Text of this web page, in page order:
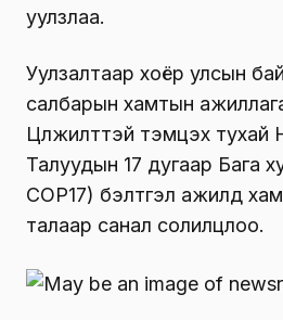
уулзлаа.
Уулзалтаар хоёр улсын
салбарын хамтын
Цөлжилттэй тэмцэх
Талуудын 17 дугаар Бага
COP17) бэлтгэл ажилд
талаар санал солилцлоо.